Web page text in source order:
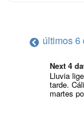
últimos 6
Next 4
Lluvia
tarde.
martes